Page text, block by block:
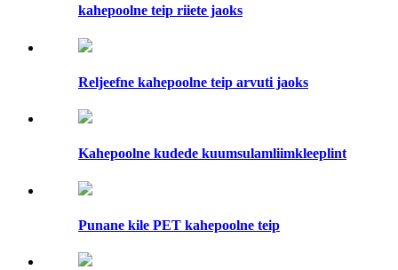
kahepoolne teip riiete jaoks
Reljeefne kahepoolne teip arvuti jaoks
Kahepoolne kudede kuumsulamliimkleeplint
Punane kile PET kahepoolne teip